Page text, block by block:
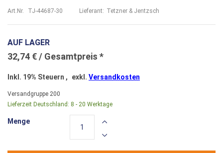
Bildergalerie
springen
Art.Nr. TJ-44687-30 Lieferant: Tetzner & Jentzsch
AUF LAGER
32,74 €
Inkl. 19% Steuern , exkl. Versandkosten
Versandgruppe 200
Lieferzeit Deutschland: 8 - 20 Werktage
Menge